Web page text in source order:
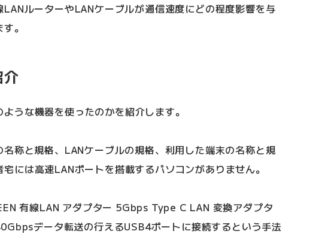
ルーターやLANケーブルが通信速度にどの程度影響を与
。
うな機器を使ったのかを紹介します。
称と規格、LANケーブルの規格、利用した端末の名称と規
には高速LANポートを搭載するパソコンがありません。
有線LAN アダプター 5Gbps Type C LAN 変換アダプタ
データ転送の行えるUSB4ポートに接続するという手法